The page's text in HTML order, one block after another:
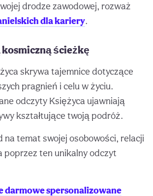
drodze zawodowej, rozważ
dla kariery.
ścieżkę
skrywa tajemnice dotyczące
pragnień i celu w życiu.
odczyty Księżyca ujawniają
kształtujące twoją podróż.
na temat swojej osobowości, relacji
poprzez ten unikalny odczyt
darmowe spersonalizowane